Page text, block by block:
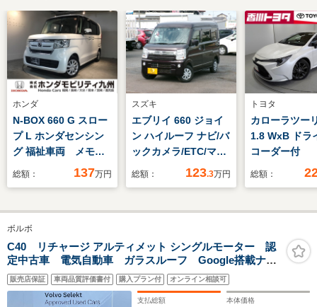
ホンダ
N-BOX 660 G スロー
プ L ホンダセンシン
グ 福祉車両 メモリ
ーナビ ETC リアカ
総額： 137万円
スズキ
エブリイ 660 ジョイ
ン ハイルーフ ナビ/バ
ックカメラ/ETC/マニ
ュアルエアコン
総額： 123.3万円
トヨタ
カローラツー
1.8 WxB ドラ
コーダー付
総額：
ボルボ
C40 リチャージ アルティメット シングルモーター 認
定中古車 電気自動車 ガラスルーフ Google搭載ナ
ビ パイロットアシスト レーダークルーズ シートヒ
ーター パワーシート harman/kardon LEDヘッドラ
イト 禁煙車
販売店保証 車両品質評価書付 購入プラン付 オンライン相談可
支払総額 本体価格